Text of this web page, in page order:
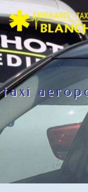
Panneau de
taxi